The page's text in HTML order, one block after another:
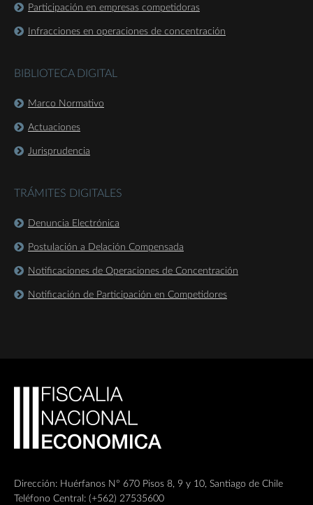
Participación en empresas competidoras
Infracciones en operaciones de concentración
BIBLIOTECA DIGITAL
Marco Normativo
Actuaciones
Jurisprudencia
TRÁMITES DIGITALES
Denuncia Electrónica
Postulación a Delación Compensada
Notificaciones de Operaciones de Concentración
Notificación de Participación en Competidores
Dirección: Huérfanos Nº 670 Pisos 8, 9 y 10, Santiago de Chile
Teléfono Central: (+562) 27535600